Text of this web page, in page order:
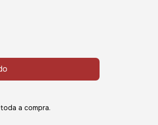
a compra.